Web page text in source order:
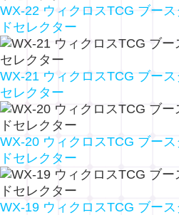
WX-22 ウィクロスTCG ブー
ドセレクター
WX-21 ウィクロスTCG ブー
セレクター
WX-20 ウィクロスTCG ブー
ドセレクター
WX-19 ウィクロスTCG ブー